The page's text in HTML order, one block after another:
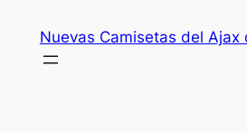
contenido
Nuevas Camisetas del Ajax